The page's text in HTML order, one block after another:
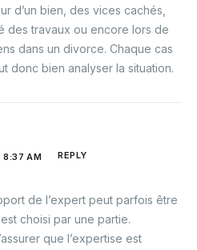
d’un bien, des vices cachés,
des travaux ou encore lors de
dans un divorce. Chaque cas
donc bien analyser la situation.
8:37 AM REPLY
de l’expert peut parfois être
choisi par une partie.
que l’expertise est